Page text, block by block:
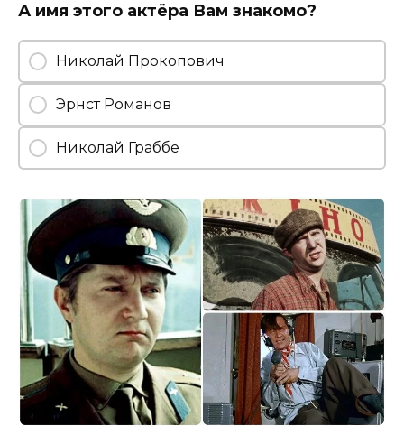
А имя этого актёра Вам знакомо?
Николай Прокопович
Эрнст Романов
Николай Граббе